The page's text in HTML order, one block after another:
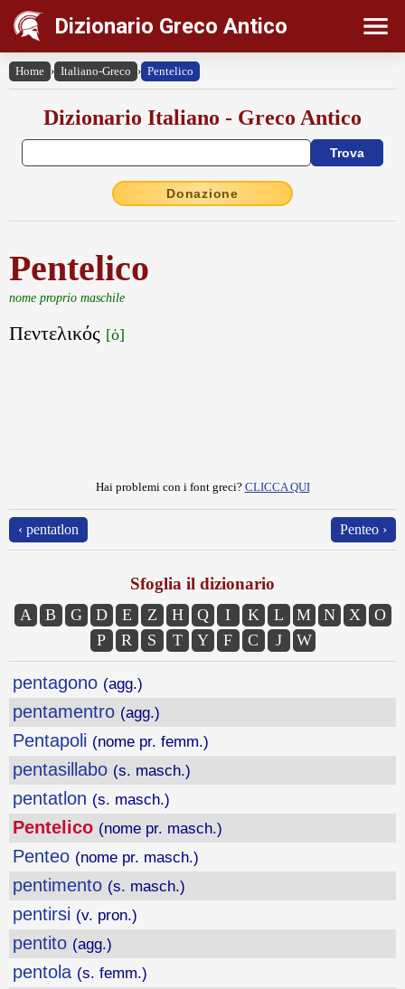
Dizionario Greco Antico
Home › Italiano-Greco › Pentelico
Dizionario Italiano - Greco Antico
Donazione
Pentelico
nome proprio maschile
Πεντελικός [ὁ]
Hai problemi con i font greci? CLICCA QUI
‹ pentatlon Penteo ›
Sfoglia il dizionario
A B G D E Z H Q I K L M N X
O
P
R S T Y F C J W
pentagono (agg.)
pentamentro (agg.)
Pentapoli (nome pr. femm.)
pentasillabo (s. masch.)
pentatlon (s. masch.)
Pentelico (nome pr. masch.)
Penteo (nome pr. masch.)
pentimento (s. masch.)
pentirsi (v. pron.)
pentito (agg.)
pentola (s. femm.)